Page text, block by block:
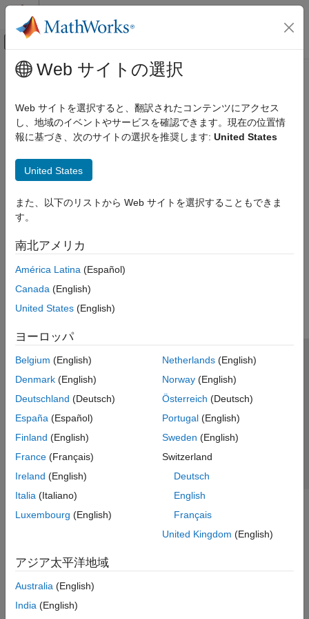
コンテンツへスキップ
オフキャンバス ナビゲーション メ
ドキュメンテーションのホーム
メインコンテンツ
Web サイトの選択
Web サイトを選択すると、翻訳されたコンテンツにアクセス
し、地域のイベントやサービスを確認できます。現在の位置情
報に基づき、次のサイトの選択を推奨します: United States
United States
また、以下のリストから Web サイトを選択することもできま
す。
南北アメリカ
América Latina (Español)
Canada (English)
United States (English)
ヨーロッパ
Belgium (English)
Denmark (English)
Deutschland (Deutsch)
España (Español)
Finland (English)
France (Français)
Ireland (English)
Italia (Italiano)
Luxembourg (English)
Netherlands(English)
Norway(English)
Österreich (Deutsch)
Portugal(English)
Sweden (English)
Switzerland
Deutsch
English
Français
United Kingdom (English)
アジア太平洋地域
Australia (English)
India (English)
トラストセンター
プライバシー ポリシー
違法コピー防止
アプリケーション ステータス
© 1994-2026 The MathWorks, Inc.